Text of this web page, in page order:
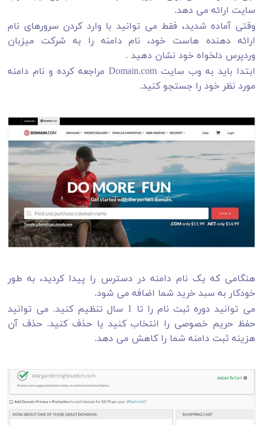
سایت ارائه می دهد.
وقتی آماده شدید، فقط می توانید با وارد کردن سرورهای نام
ارائه دهنده هاست خود، نام دامنه را به شرکت میزبان
وردپرس دلخواه خود نشان دهید .
ابتدا باید به وب سایت Domain.com مراجعه کرده و نام دامنه
مورد نظر خود را جستجو کنید.
هنگامی که یک نام دامنه در دسترس را پیدا کردید، به طور
خودکار به سبد خرید شما اضافه می شود.
می توانید دوره ثبت نام را تا 1 سال تنظیم کنید. می توانید
حفظ حریم خصوصی را انتخاب کنید یا حذف کنید. حذف آن
هزینه ثبت دامنه شما را کاهش می دهد.